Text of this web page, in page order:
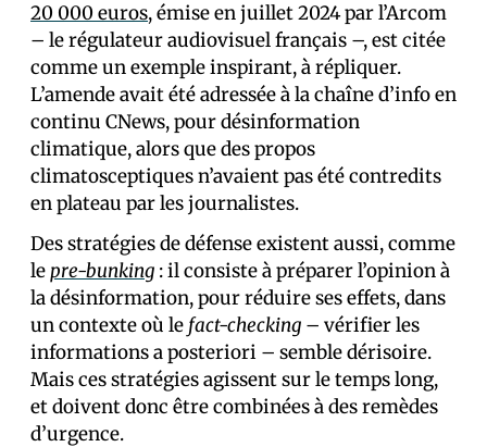
20 000 euros, émise en juillet 2024 par l’Arcom
– le régulateur audiovisuel français –, est citée
comme un exemple inspirant, à répliquer.
L’amende avait été adressée à la chaîne d’info en
continu CNews, pour désinformation
climatique, alors que des propos
climatosceptiques n’avaient pas été contredits
en plateau par les journalistes.
Des stratégies de défense existent aussi, comme
lepre-bunking : il consiste à préparer l’opinion à
la désinformation, pour réduire ses effets, dans
un contexte où le fact-checking – vérifier les
informations a posteriori – semble dérisoire.
Mais ces stratégies agissent sur le temps long,
et doivent donc être combinées à des remèdes
d’urgence.